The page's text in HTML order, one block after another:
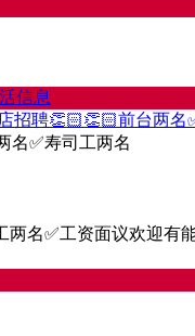
信息
招聘👏🏻👏🏻前台两名
名✅寿司工两名
两名✅工资面议欢迎